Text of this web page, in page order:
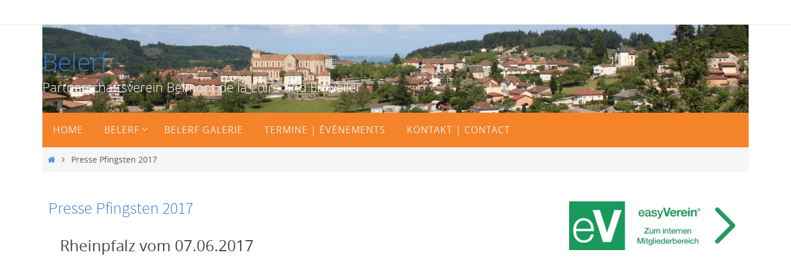
Belerf
Partnerschaftsverein Belmont de la Loire und Erfweiler
Inhalt
springen
HOME BELERF BELERF GALERIE TERMINE | ÉVÉNEMENTS KONTAKT | CONTACT
StartPresse Pfingsten 2017
Presse Pfingsten 2017
Rheinpfalz vom 07.06.2017